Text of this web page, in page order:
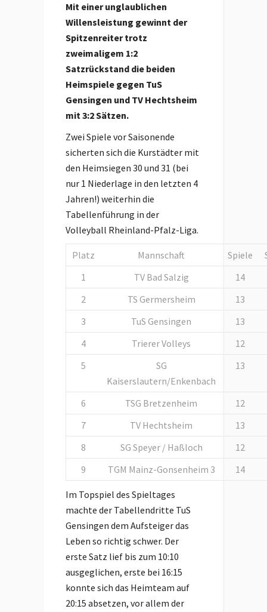
Mit einer unglaublichen
Willensleistung gewinnt der
Spitzenreiter trotz
zweimaligem 1:2
Satzrückstand die beiden
Heimspiele gegen TuS
Gensingen und TV Hechtsheim
mit 3:2 Sätzen.
Zwei Spiele vor Saisonende
sicherten sich die Kurstädter mit
den Heimsiegen 30 und 31 (bei
nur 1 Niederlage in den letzten 4
Jahren!) weiterhin die
Tabellenführung in der
Volleyball Rheinland-Pfalz-Liga.
Platz Mannschaft Spiele
1
TV Bad Salzig
14
2
TS Germersheim
13
3
TuS Gensingen
13
4
Trierer Volleys
12
5
SG
Kaiserslautern/Enkenbach
13
6 TSG Bretzenheim
12
7
TV Hechtsheim
13
8
SG Speyer / Haßloch
12
9
TGM Mainz-Gonsenheim 3 14
Im Topspiel des Spieltages
machte der Tabellendritte TuS
Gensingen dem Aufsteiger das
Leben so richtig schwer. Der
erste Satz lief bis zum 10:10
ausgeglichen, erste bei 16:15
konnte sich das Heimteam auf
20:15 absetzen, vor allem der